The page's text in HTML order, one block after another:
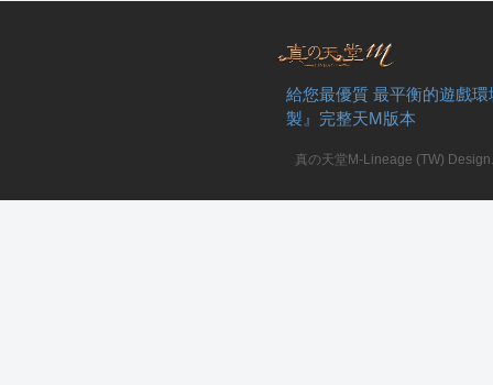
給您最優質 最平衡的遊戲
製』完整天M版本
真の天堂M-Lineage (TW)